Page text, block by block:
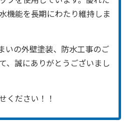
機能を長期にわたり維持しま
いの外壁塗装、防水工事のご
、誠にありがとうございまし
ください！！